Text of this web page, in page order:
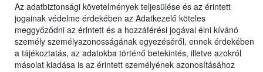
Az adatbiztonsági követelmények teljesülése és az érintett
jogainak védelme érdekében az Adatkezelő köteles
meggyőződni az érintett és a hozzáférési jogával élni kívánó
személy személyazonosságának egyezéséről, ennek érdekében
a tájékoztatás, az adatokba történő betekintés, illetve azokról
másolat kiadása is az érintett személyének azonosításához